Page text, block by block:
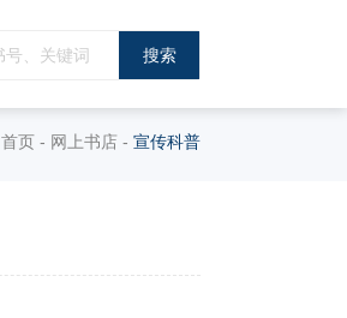
首页 - 网上书店 - 宣传科普